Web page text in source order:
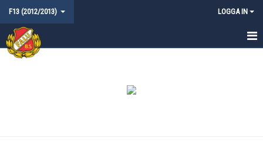
F13 (2012/2013) LOGGA IN
HEM